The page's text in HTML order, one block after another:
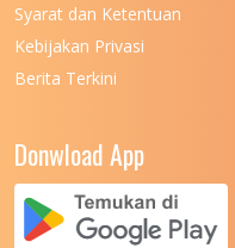
Syarat dan Ketentuan
Kebijakan Privasi
Berita Terkini
Donwload App